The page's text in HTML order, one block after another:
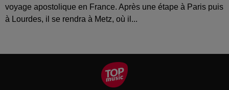
voyage apostolique en France. Après une étape à Paris puis
à Lourdes, il se rendra à Metz, où il...